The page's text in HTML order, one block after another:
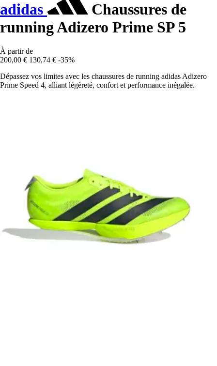
adidas
Chaussures de
running Adizero Prime SP 5
À partir de
200,00 € 130,74 € -35%
Dépassez vos limites avec les chaussures de running adidas Adizero
Prime Speed 4, alliant légèreté, confort et performance inégalée.